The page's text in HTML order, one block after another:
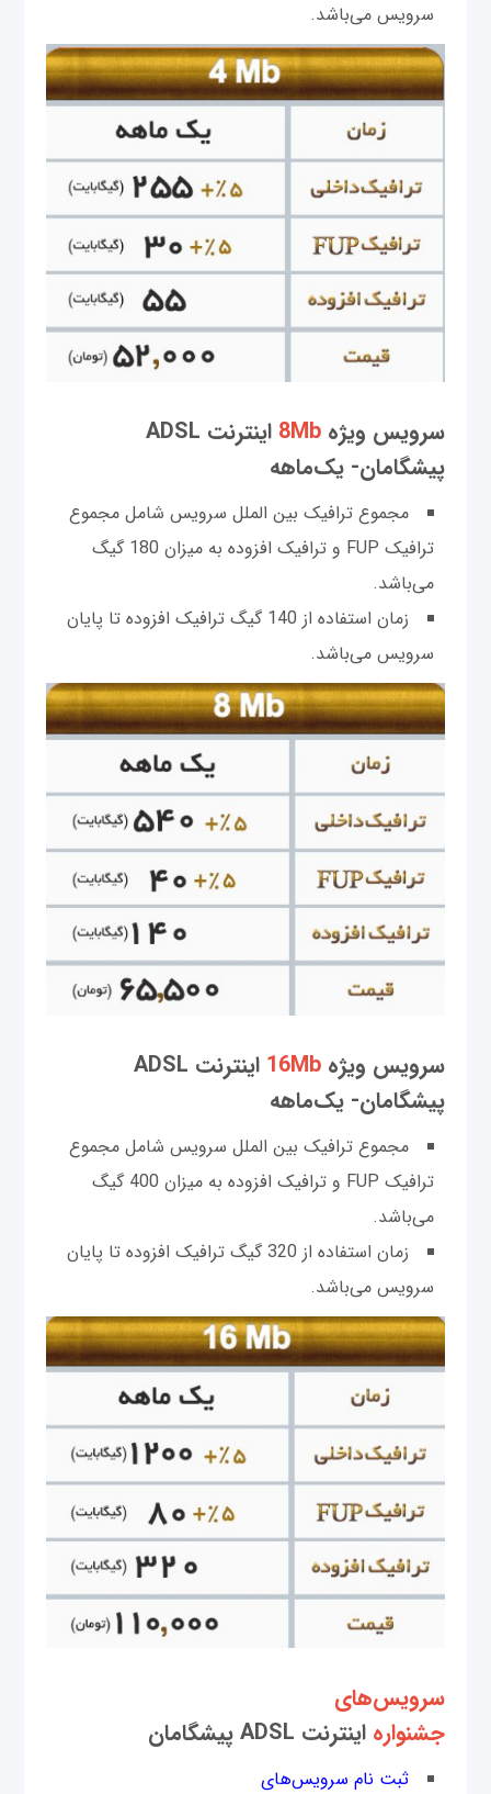
سرویس می‌باشد.
سرویس‌ ویژه8Mb
اینترنت ADSL
پیشگامان- یک‌ماهه
مجموع ترافیک بین الملل سرویس شامل مجموع
ترافیک FUP و ترافیک افزوده به میزان 180 گیگ
می‌باشد.
زمان استفاده از 140 گیگ ترافیک افزوده تا پایان
سرویس می‌باشد.
سرویس‌ ویژه16Mb
اینترنت ADSL
پیشگامان- یک‌ماهه
مجموع ترافیک بین الملل سرویس شامل مجموع
ترافیک FUP و ترافیک افزوده به میزان 400 گیگ
می‌باشد.
زمان استفاده از 320 گیگ ترافیک افزوده تا پایان
سرویس می‌باشد.
سرویس‌های
جشنوارهاینترنت ADSL پیشگامان
ثبت نام سرویس‌های